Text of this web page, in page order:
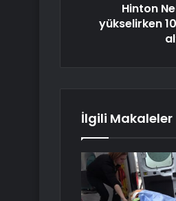
Hinton
yükselirken
İlgili Makaleler